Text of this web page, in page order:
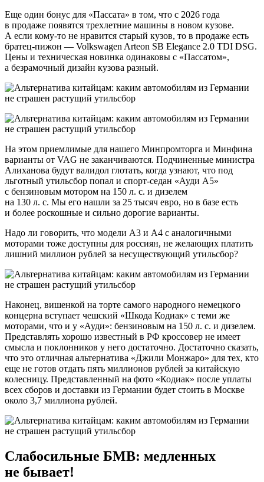
Еще один бонус для «Пассата» в том, что с 2026 года
в продаже появятся трехлетние машины в новом кузове.
А если кому-то не нравится старый кузов, то в продаже есть
братец-пижон — Volkswagen Arteon SB Elegance 2.0 TDI DSG.
Цены и техническая новинка одинаковы с «Пассатом»,
а безрамочный дизайн кузова разный.
На этом приемлимые для нашего Минпромторга и Минфина
варианты от VAG не заканчиваются. Подчиненные министра
Алиханова будут валидол глотать, когда узнают, что под
льготный утильсбор попал и спорт-седан «Ауди А5»
с бензиновым мотором на 150 л. с. и дизелем
на 130 л. с. Мы его нашли за 25 тысяч евро, но в базе есть
и более роскошные и сильно дорогие варианты.
Надо ли говорить, что модели А3 и А4 с аналогичными
моторами тоже доступны для россиян, не желающих платить
лишний миллион рублей за несуществующий утильсбор?
Наконец, вишенкой на торте самого народного немецкого
концерна вступает чешский «Шкода Кодиак» с теми же
моторами, что и у «Ауди»: бензиновым на 150 л. с. и дизелем.
Представлять хорошо известный в РФ кроссовер не имеет
смысла и поклонников у него достаточно. Достаточно сказать,
что это отличная альтернатива «Джили Монжаро» для тех, кто
еще не готов отдать пять миллионов рублей за китайскую
колесницу. Представленный на фото «Кодиак» после уплаты
всех сборов и доставки из Германии будет стоить в Москве
около 3,7 миллиона рублей.
Слабосильные БМВ: медленных
не бывает!